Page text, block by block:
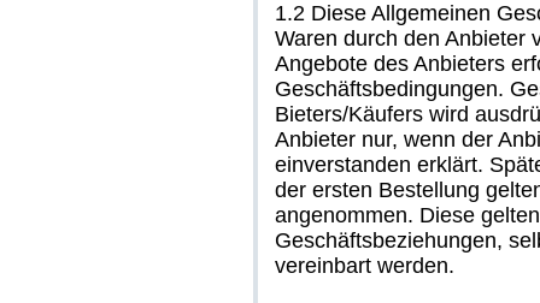
1.2 Diese Allgemeinen
Waren durch den Anbieter
Angebote des Anbieters
Geschäftsbedingungen.
Bieters/Käufers wird
Anbieter nur, wenn der
einverstanden erklärt.
der ersten Bestellung
angenommen. Diese
Geschäftsbeziehungen,
vereinbart werden.